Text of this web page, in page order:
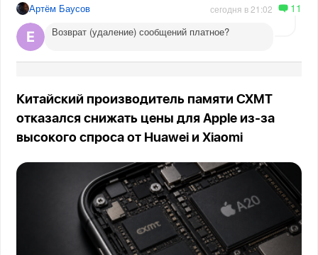
Артём Баусов сегодня в 21:02 11
Возврат (удаление) сообщений платное?
Китайский производитель памяти CXMT
отказался снижать цены для Apple из-за
высокого спроса от Huawei и Xiaomi